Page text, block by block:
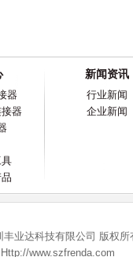
新闻资讯
器
行业新闻
器
企业新闻
业达科技有限公司 版权所
www.szfrenda.com